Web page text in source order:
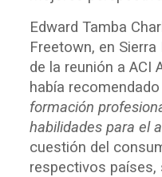
Edward Tamba
Freetown, en
de la reunión a ACI
había recomendado
formación
habilidades para el
cuestión del
respectivos países,